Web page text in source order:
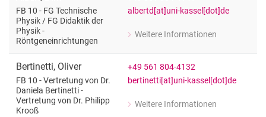
FB 10 - FG Technische
Physik /​ FG Didaktik der
Physik -
Röntgeneinrichtungen
albertd[at]uni-kassel[dot]de
Weitere Informationen
zu Dirk Albert
Bertinetti, Oliver
FB 10 - Vertretung von Dr.
Daniela Bertinetti -
Vertretung von Dr. Philipp
Krooß
+49 561 804-4132
bertinetti[at]uni-kassel[dot]de
Weitere Informationen
zu Oliver Bertinetti